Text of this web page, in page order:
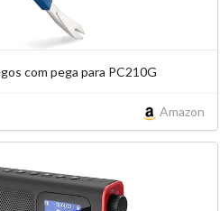
com pega para PC210G
Amazon